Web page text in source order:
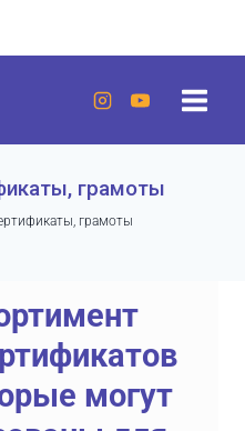
грамоты
грамоты
могут